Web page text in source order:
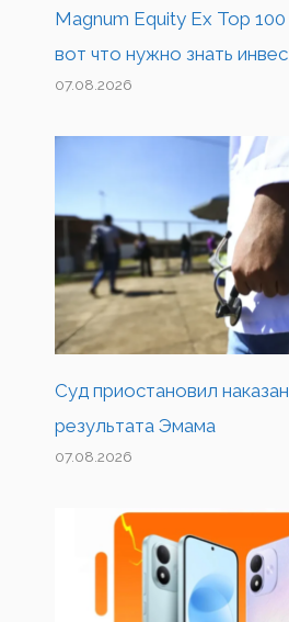
Magnum Equity Ex Top
вот что нужно знать
07.08.2026
Суд приостановил
результата Эмама
07.08.2026